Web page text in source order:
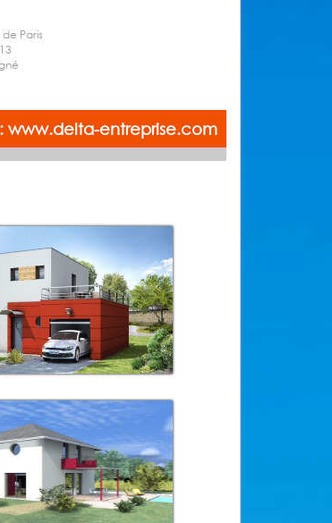
Paris
www.delta-entreprise.com